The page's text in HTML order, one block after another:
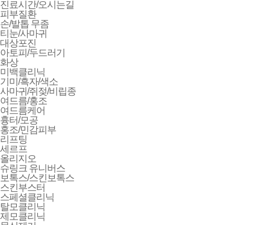
진료시간/오시는길
피부질환
손/발톱 무좀
티눈/사마귀
대상포진
아토피/두드러기
화상
미백클리닉
기미/흑자/색소
사마귀/쥐젖/비립종
여드름/홍조
여드름케어
흉터/모공
홍조/민감피부
리프팅
세르프
올리지오
슈링크 유니버스
보톡스/스킨보톡스
스킨부스터
스페셜클리닉
탈모클리닉
제모클리닉